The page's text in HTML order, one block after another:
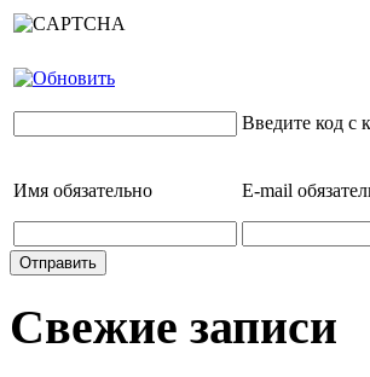
Введите код с
Имя обязательно E-mail
Свежие записи